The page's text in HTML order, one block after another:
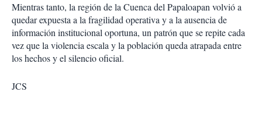
Mientras tanto, la región de la Cuenca del Papaloapan volvió a
quedar expuesta a la fragilidad operativa y a la ausencia de
información institucional oportuna, un patrón que se repite cada
vez que la violencia escala y la población queda atrapada entre
los hechos y el silencio oficial.
JCS